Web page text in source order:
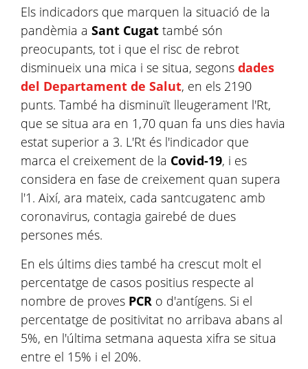
Els indicadors que marquen la situació de la
pandèmia a Sant Cugat també són
preocupants, tot i que el risc de rebrot
disminueix una mica i se situa, segons dades
del Departament de Salut, en els 2190
punts. També ha disminuït lleugerament l'Rt,
que se situa ara en 1,70 quan fa uns dies havia
estat superior a 3. L'Rt és l'indicador que
marca el creixement de la Covid-19, i es
considera en fase de creixement quan supera
l'1. Així, ara mateix, cada santcugatenc amb
coronavirus, contagia gairebé de dues
persones més.
En els últims dies també ha crescut molt el
percentatge de casos positius respecte al
nombre de proves PCR o d'antígens. Si el
percentatge de positivitat no arribava abans al
5%, en l'última setmana aquesta xifra se situa
entre el 15% i el 20%.